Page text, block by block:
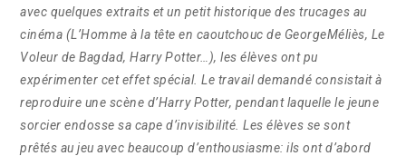
avec quelques extraits et un petit historique des trucages au
cinéma (L’Homme à la tête en caoutchouc de GeorgeMéliès, Le
Voleur de Bagdad, Harry Potter…), les élèves ont pu
expérimenter cet effet spécial. Le travail demandé consistait à
reproduire une scène d’Harry Potter, pendant laquelle le jeune
sorcier endosse sa cape d’invisibilité. Les élèves se sont
prêtés au jeu avec beaucoup d’enthousiasme: ils ont d’abord